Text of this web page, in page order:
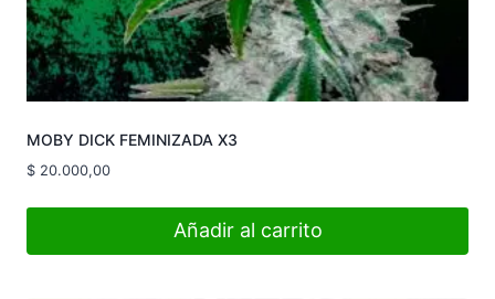
MOBY DICK FEMINIZADA X3
$ 20.000,00
Añadir al carrito